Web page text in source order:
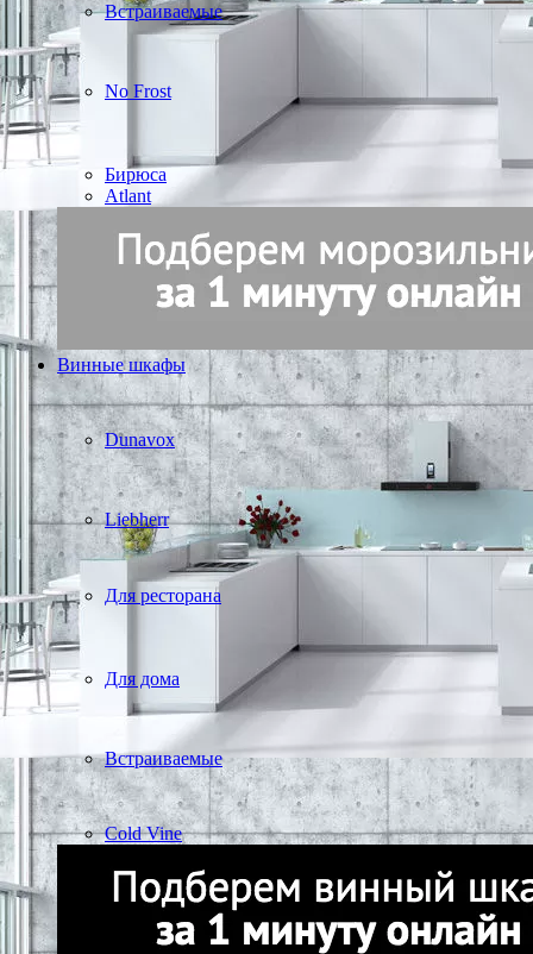
Встраиваемые
No Frost
Бирюса
Atlant
Винные шкафы
Dunavox
Liebherr
Для ресторана
Для дома
Встраиваемые
Cold Vine